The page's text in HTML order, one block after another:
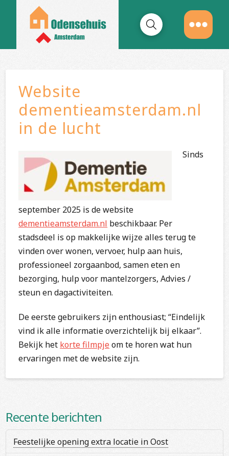
Website
dementieamsterdam.nl
in de lucht
Sinds
september 2025 is de website
dementieamsterdam.nl beschikbaar. Per
stadsdeel is op makkelijke wijze alles terug te
vinden over wonen, vervoer, hulp aan huis,
professioneel zorgaanbod, samen eten en
bezorging, hulp voor mantelzorgers, Advies /
steun en dagactiviteiten.
De eerste gebruikers zijn enthousiast; “Eindelijk
vind ik alle informatie overzichtelijk bij elkaar”.
Bekijk het korte filmpjeom te horen wat hun
ervaringen met de website zijn.
Recente berichten
Feestelijke opening extra locatie in Oost